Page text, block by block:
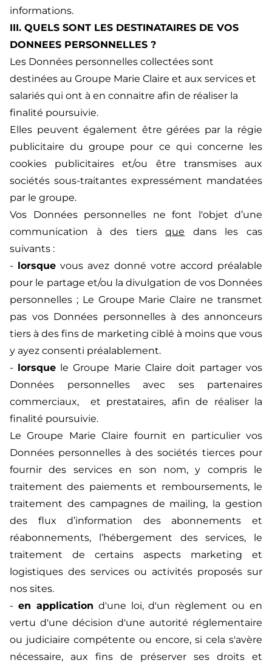
informations.
III. QUELS SONT LES DESTINATAIRES DE VOS
DONNEES PERSONNELLES ?
Les Données personnelles collectées sont
destinées au Groupe Marie Claire et aux services et
salariés qui ont à en connaitre afin de réaliser la
finalité poursuivie.
Elles peuvent également être gérées par la régie
publicitaire du groupe pour ce qui concerne les
cookies publicitaires et/ou être transmises aux
sociétés sous-traitantes expressément mandatées
par le groupe.
Vos Données personnelles ne font l'objet d’une
communication à des tiersque dans les cas
suivants :
- lorsque vous avez donné votre accord préalable
pour le partage et/ou la divulgation de vos Données
personnelles ; Le Groupe Marie Claire ne transmet
pas vos Données personnelles à des annonceurs
tiers à des fins de marketing ciblé à moins que vous
y ayez consenti préalablement.
- lorsque le Groupe Marie Claire doit partager vos
Données personnelles avec ses partenaires
commerciaux, et prestataires, afin de réaliser la
finalité poursuivie.
Le Groupe Marie Claire fournit en particulier vos
Données personnelles à des sociétés tierces pour
fournir des services en son nom, y compris le
traitement des paiements et remboursements, le
traitement des campagnes de mailing, la gestion
des flux d’information des abonnements et
réabonnements, l’hébergement des services, le
traitement de certains aspects marketing et
logistiques des services ou activités proposés sur
nos sites.
- en application d'une loi, d'un règlement ou en
vertu d'une décision d'une autorité réglementaire
ou judiciaire compétente ou encore, si cela s'avère
nécessaire, aux fins de préserver ses droits et